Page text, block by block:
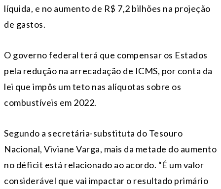
líquida, e no aumento de R$ 7,2 bilhões na projeção
de gastos.
O governo federal terá que compensar os Estados
pela redução na arrecadação de ICMS, por conta da
lei que impôs um teto nas alíquotas sobre os
combustíveis em 2022.
Segundo a secretária-substituta do Tesouro
Nacional, Viviane Varga, mais da metade do aumento
no déficit está relacionado ao acordo. “É um valor
considerável que vai impactar o resultado primário